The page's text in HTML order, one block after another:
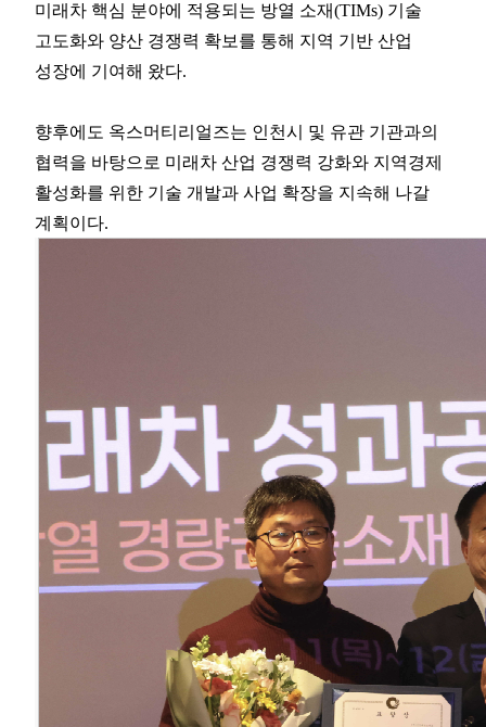
미래차 핵심 분야에 적용되는 방열 소재(TIMs)기술
고도화와 양산 경쟁력 확보를 통해 지역 기반 산업
성장에 기여해 왔다.
향후에도 옥스머티리얼즈는 인천시 및 유관 기관과의
협력을 바탕으로 미래차 산업 경쟁력 강화와 지역경제
활성화를 위한 기술 개발과 사업 확장을 지속해 나갈
계획이다.